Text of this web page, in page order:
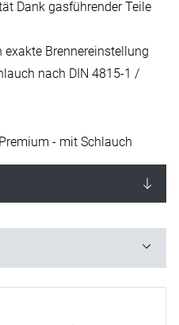
Dank gasführender Teile
exakte Brennereinstellung
nach DIN 4815-1 /
- mit Schlauch
&